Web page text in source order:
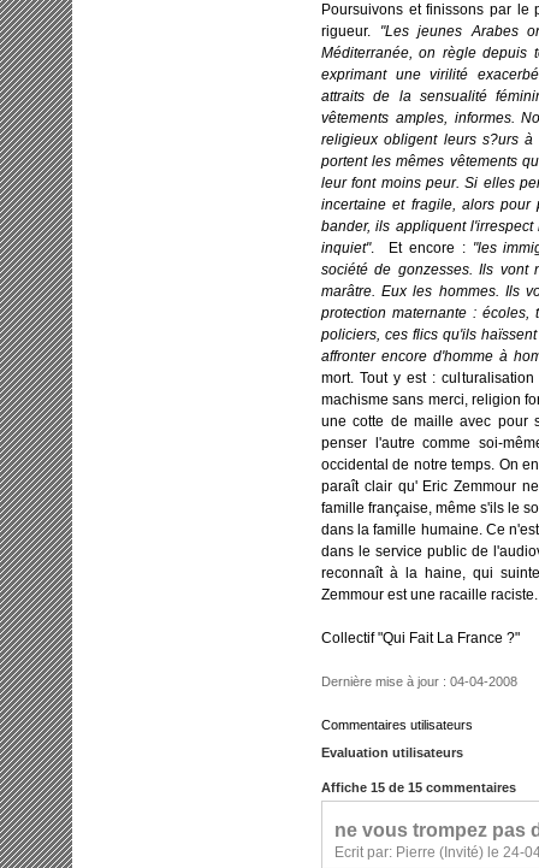
Poursuivons et finissons par le
rigueur. "Les jeunes Arabes
Méditerranée, on règle depuis
exprimant une virilité
attraits de la sensualité
vêtements amples, informes.
religieux obligent leurs s?urs
portent les mêmes vêtements
leur font moins peur. Si elles
incertaine et fragile, alors
bander, ils appliquent
inquiet". Et encore : "les
société de gonzesses. Ils vont
marâtre. Eux les hommes. Ils
protection maternante : écoles,
policiers, ces flics qu'ils
affronter encore d'homme à
mort. Tout y est :
machisme sans merci, religion
une cotte de maille avec pour
penser l'autre comme soi-
occidental de notre temps. On
paraît clair qu' Eric Zemmour
famille française, même s'ils le
dans la famille humaine. Ce
dans le service public de
reconnaît à la haine, qui
Zemmour est une racaille
Collectif "Qui Fait La France ?"
Dernière mise à jour : 04-04-2008
Commentaires utilisateurs
Evaluation utilisateurs
Affiche 15 de 15 commentaires
ne vous trompez pas
Ecrit par: Pierre (Invité) le 24-